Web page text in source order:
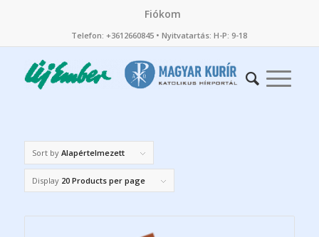
Fiókom
Telefon: +3612660845 • Nyitvatartás: H-P: 9-18
Sort by Alapértelmezett
Display 20 Products per page